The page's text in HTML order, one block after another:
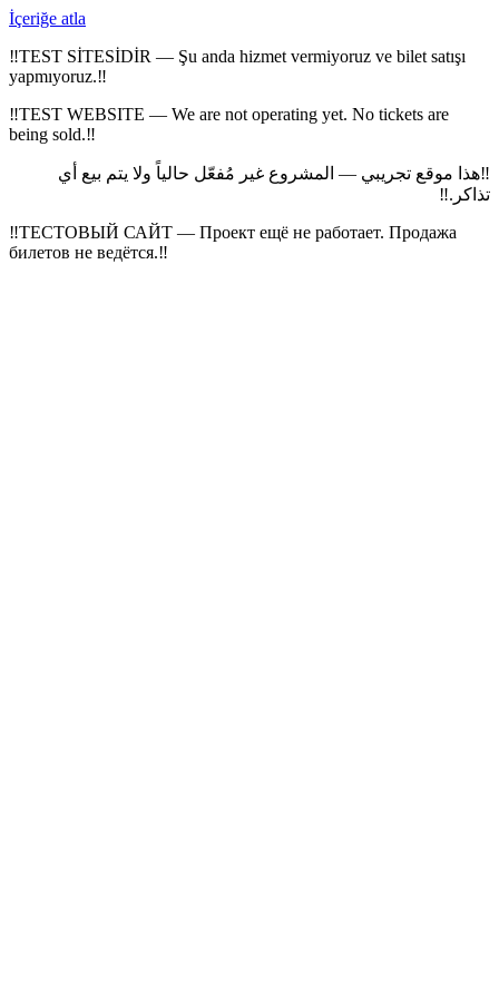
İçeriğe atla
‼TEST SİTESİDİR — Şu anda hizmet vermiyoruz ve bilet satışı
yapmıyoruz.‼
‼TEST WEBSITE — We are not operating yet. No tickets are
being sold.‼
‼هذا موقع تجريبي — المشروع غير مُفعّل حالياً ولا يتم بيع أي
تذاكر.‼
‼ТЕСТОВЫЙ САЙТ — Проект ещё не работает. Продажа
билетов не ведётся.‼